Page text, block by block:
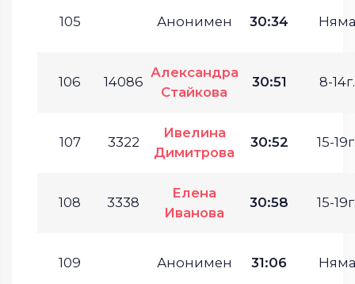
105 Анонимен 30:34 Няма
106 14086
Александра
Стайкова
30:51 8-14г.
107 3322
Ивелина
Димитрова
30:52 15-
108 3338
Елена
Иванова
30:58 15-
109 Анонимен 31:06 Няма